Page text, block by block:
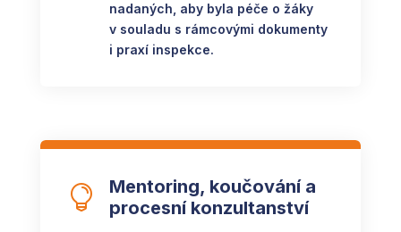
nadaných, aby byla péče o žáky
v souladu s rámcovými dokumenty
i praxí inspekce.

Mentoring, koučování a
procesní konzultanství